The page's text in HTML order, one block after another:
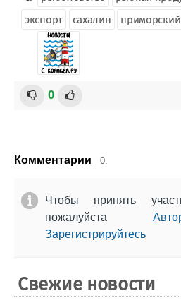
экспорт
сахалин
0
Комментарии 0.
Чтобы принять
пожалуйста
Зарегистрируйтесь
Свежие новости